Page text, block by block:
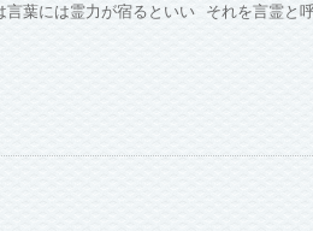
言葉には霊力が宿るといい それを言霊と